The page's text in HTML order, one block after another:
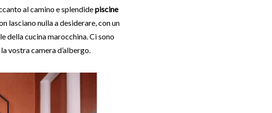
al camino e splendidepiscine
lasciano nulla a desiderare, con un
della cucina marocchina. Ci sono
vostra camera d’albergo.